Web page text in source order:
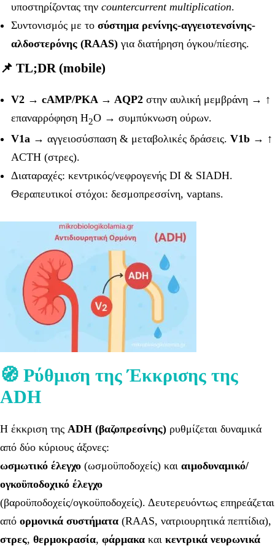
υποστηρίζοντας την countercurrent multiplication.
Συντονισμός με το σύστημα ρενίνης-αγγειοτενσίνης-
αλδοστερόνης (RAAS) για διατήρηση όγκου/πίεσης.
📌 TL;DR (mobile)
V2 → cAMP/PKA → AQP2 στην αυλική μεμβράνη → ↑
επαναρρόφηση H2O → συμπύκνωση ούρων.
V1a → αγγειοσύσπαση & μεταβολικές δράσεις. V1b → ↑
ACTH (στρες).
Διαταραχές: κεντρικός/νεφρογενής DI & SIADH.
Θεραπευτικοί στόχοι: δεσμοπρεσσίνη, vaptans.
🧭 Ρύθμιση της Έκκρισης της
ADH
Η έκκριση της ADH (βαζοπρεσίνης) ρυθμίζεται δυναμικά
από δύο κύριους άξονες:
ωσμωτικό έλεγχο (ωσμοϋποδοχείς) και αιμοδυναμικό/
ογκοϋποδοχικό έλεγχο
(βαροϋποδοχείς/ογκοϋποδοχείς). Δευτερευόντως επηρεάζεται
από ορμονικά συστήματα (RAAS, νατριουρητικά πεπτίδια),
στρες, θερμοκρασία, φάρμακα και κεντρικά νευρωνικά